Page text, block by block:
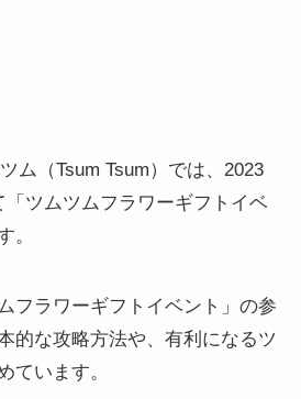
ム（Tsum Tsum）では、2023
ツムツムフラワーギフトイベ
。
フラワーギフトイベント」の参
的な攻略方法や、有利になるツ
ています。